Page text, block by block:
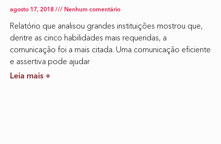
agosto 17, 2018 Nenhum comentário
Relatório que analisou grandes instituições mostrou que,
dentre as cinco habilidades mais requeridas, a
comunicação foi a mais citada. Uma comunicação eficiente
e assertiva pode ajudar
Leia mais +